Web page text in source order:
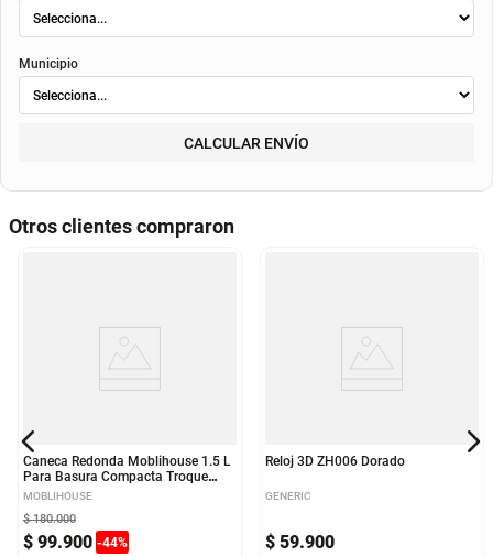
Municipio
CALCULAR ENVÍO
Otros clientes compraron
Caneca Redonda Moblihouse 1.5 L
Para Basura Compacta Troque
Blanca
MOBLIHOUSE
$ 99.900 -44%
$ 180.000
Reloj 3D ZH006 Dorado
GENERIC
$ 59.900